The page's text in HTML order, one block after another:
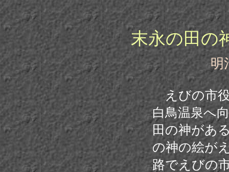
末永の田の
明治２１
えびの市
白鳥温泉へ
田の神があ
の神の絵が
路でえびの